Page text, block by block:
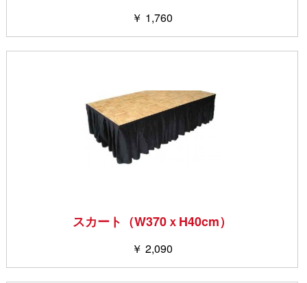
￥ 1,760
スカート（W370ｘH40cm）
￥ 2,090